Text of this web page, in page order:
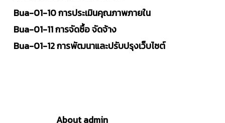
Bua-01-10 การประเมินคุณภาพภายใน
Bua-01-11 การจัดซื้อ จัดจ้าง
Bua-01-12 การพัฒนาและปรับปรุงเว็บไซต์
Aboutadmin